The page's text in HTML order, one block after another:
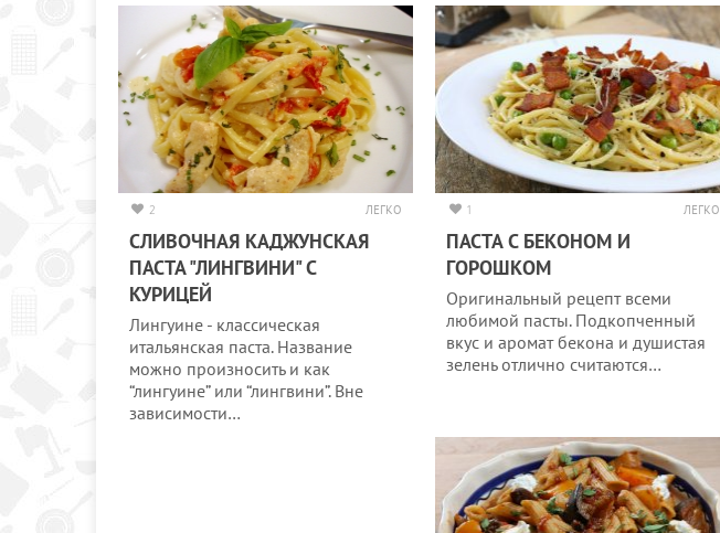
2 ЛЕГКО
СЛИВОЧНАЯ КАДЖУНСКАЯ
ПАСТА "ЛИНГВИНИ" С
КУРИЦЕЙ
Лингуине - классическая
итальянская паста. Название
можно произносить и как
“лингуине” или “лингвини”. Вне
зависимости…
1 ЛЕГКО
ПАСТА С БЕКОНОМ И
ГОРОШКОМ
Оригинальный рецепт всеми
любимой пасты. Подкопченный
вкус и аромат бекона и душистая
зелень отлично считаются…